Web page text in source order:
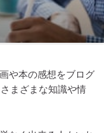
や本の感想をブログ
まざまな知識や情